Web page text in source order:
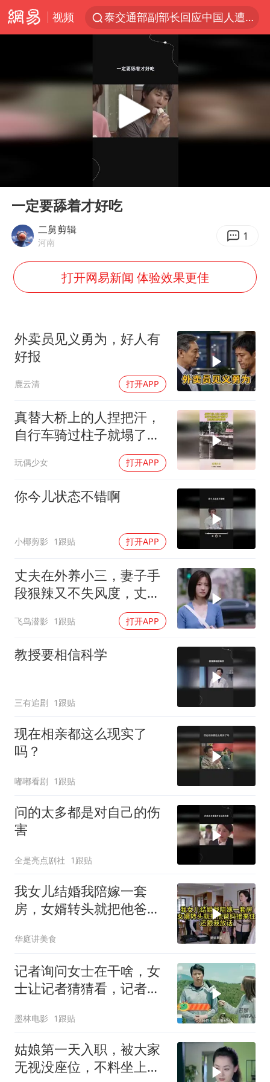
视频
泰交通部副部长回应中国人遭歧视手势
改名后的“青海拉面”店
段绚竞因公牺牲 年仅44岁
1岁宝宝碰坏纸巾盒 宝妈被索赔924元
男子结婚8年3个女儿均非亲生
公司“上四休三”但要降薪1000元
OpenAI为免费用户升级GPT-5.6 Luna
97岁英国奶奶飞上天再破吉尼斯纪录
“中国蔬菜之乡”最高温达41.8℃
如何把百年大党建设得更加坚强有力？
Play
一定要舔着才好吃
二舅剪辑
河南 1
打开网易新闻 体验效果更佳
外卖员见义勇为，好人有
好报
鹿云清 打开APP
真替大桥上的人捏把汗，
自行车骑过柱子就塌了，
玩偶少女 打开APP
你今儿状态不错啊
小椰剪影 1跟贴 打开APP
丈夫在外养小三，妻子手
段狠辣又不失风度，丈夫
飞鸟潜影 1跟贴 打开APP
教授要相信科学
三有追剧 1跟贴
现在相亲都这么现实了
吗？
嘟嘟看剧 1跟贴
问的太多都是对自己的伤
害
全是亮点剧社 1跟贴
我女儿结婚我陪嫁一套
房，女婿转头就把他爸妈
华庭讲美食
记者询问女士在干啥，女
士让记者猜猜看，记者直
墨林电影 1跟贴
姑娘第一天入职，被大家
无视没座位，不料坐上特